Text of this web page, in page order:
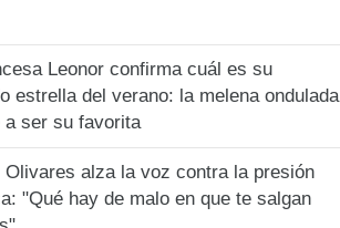
Leonor confirma cuál es su
estrella del verano: la melena ondulada
a ser su favorita
Olivares alza la voz contra la presión
"Qué hay de malo en que te salgan